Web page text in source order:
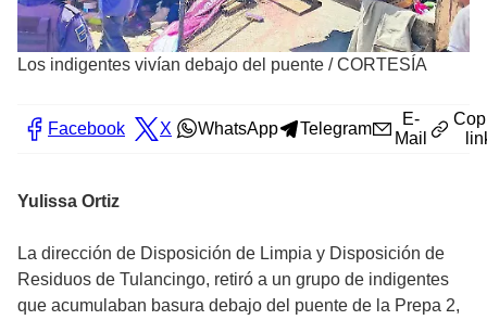
Los indigentes vivían debajo del puente /CORTESÍA
Facebook X WhatsApp Telegram
E-
Mail
Yulissa Ortiz
La dirección de Disposición de Limpia y Disposición de
Residuos de Tulancingo, retiró a un grupo de indigentes
que acumulaban basura debajo del puente de la Prepa 2,